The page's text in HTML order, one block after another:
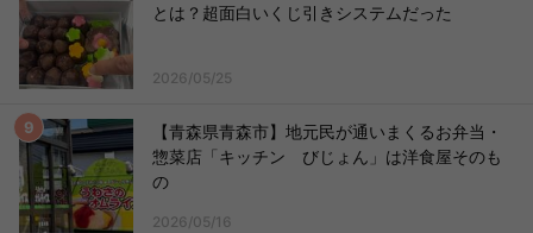
とは？超面白いくじ引きシステムだった
2026/05/25
【青森県青森市】地元民が通いまくるお弁当・
惣菜店「キッチン びじょん」は洋食屋そのも
の
2026/05/16